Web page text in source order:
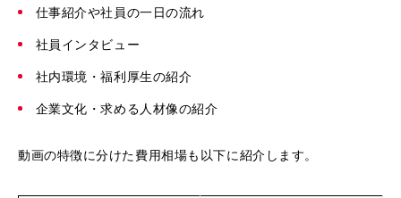
仕事紹介や社員の一日の流れ
社員インタビュー
社内環境・福利厚生の紹介
企業文化・求める人材像の紹介
動画の特徴に分けた費用相場も以下に紹介します。